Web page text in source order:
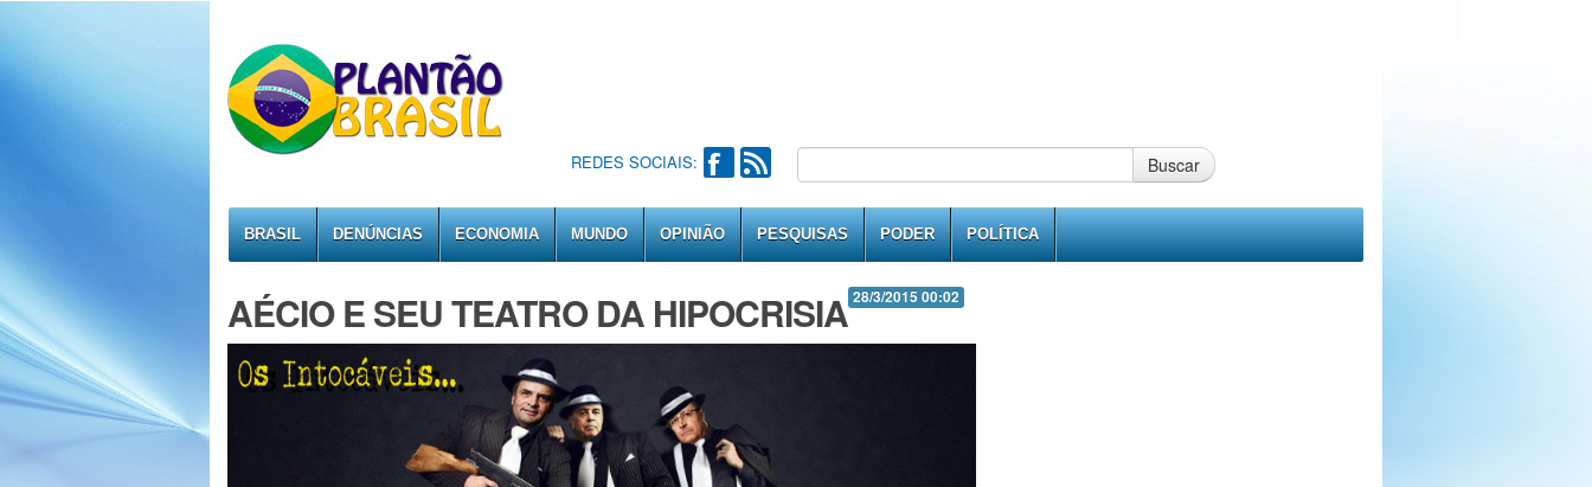
REDES SOCIAIS: Buscar
BRASIL DENÚNCIAS ECONOMIA MUNDO OPINIÃO PESQUISAS PODER POLÍTICA
28/3/2015 00:02
AÉCIO E SEU TEATRO DA HIPOCRISIA